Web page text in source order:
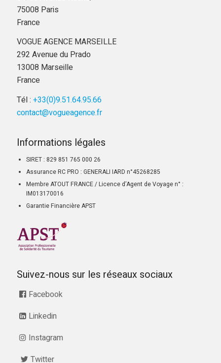
75008 Paris
France
VOGUE AGENCE MARSEILLE
292 Avenue du Prado
13008 Marseille
France
Tél : +33(0)9.51.64.95.66
contact@vogueagence.fr
Informations légales
SIRET : 829 851 765 000 26
Assurance RC PRO : GENERALI IARD n°45268285
Membre ATOUT FRANCE / Licence d’Agent de Voyage n° :
IM013170016
Garantie Financière APST
Suivez-nous sur les réseaux sociaux
Facebook
Linkedin
Instagram
Twitter